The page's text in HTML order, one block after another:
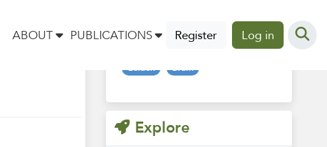
ABOUT PUBLICATIONS Register Log in
Tags
Leiden Bram
Explore